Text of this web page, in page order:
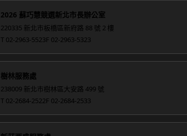
2026 蘇巧慧競選新北市長辦公室
220335 新北市板橋區新府路 88 號 2 樓
T 02-2963-5523F 02-2963-5323
樹林服務處
238009 新北市樹林區大安路 499 號
T 02-2684-2522F 02-2684-2533